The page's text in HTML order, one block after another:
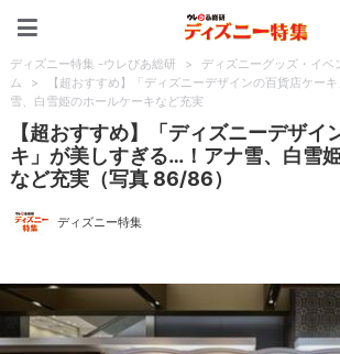
ディズニー特集 -ウレぴあ総研 > ディズニーグッズ・イベ
ム
>
【超おすすめ】「ディズニーデザインの百貨店ケー
雪、白雪姫のホールケーキなど充実
【超おすすめ】「ディズニーデザイ
キ」が美しすぎる…！アナ雪、白雪
など充実（写真 86/86）
ディズニー特集